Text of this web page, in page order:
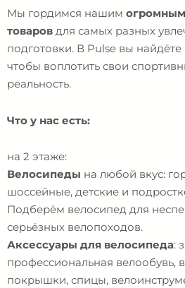
Мы гордимся нашим
товаров для самых разных
подготовки. В Pulse вы
чтобы воплотить свои
реальность.
Что у нас есть:
на 2 этаже:
Велосипеды на любой вкус:
шоссейные, детские и
Подберём велосипед для
серьёзных велопоходов.
Аксессуары для велосипеда:
профессиональная велообувь,
покрышки, спицы,